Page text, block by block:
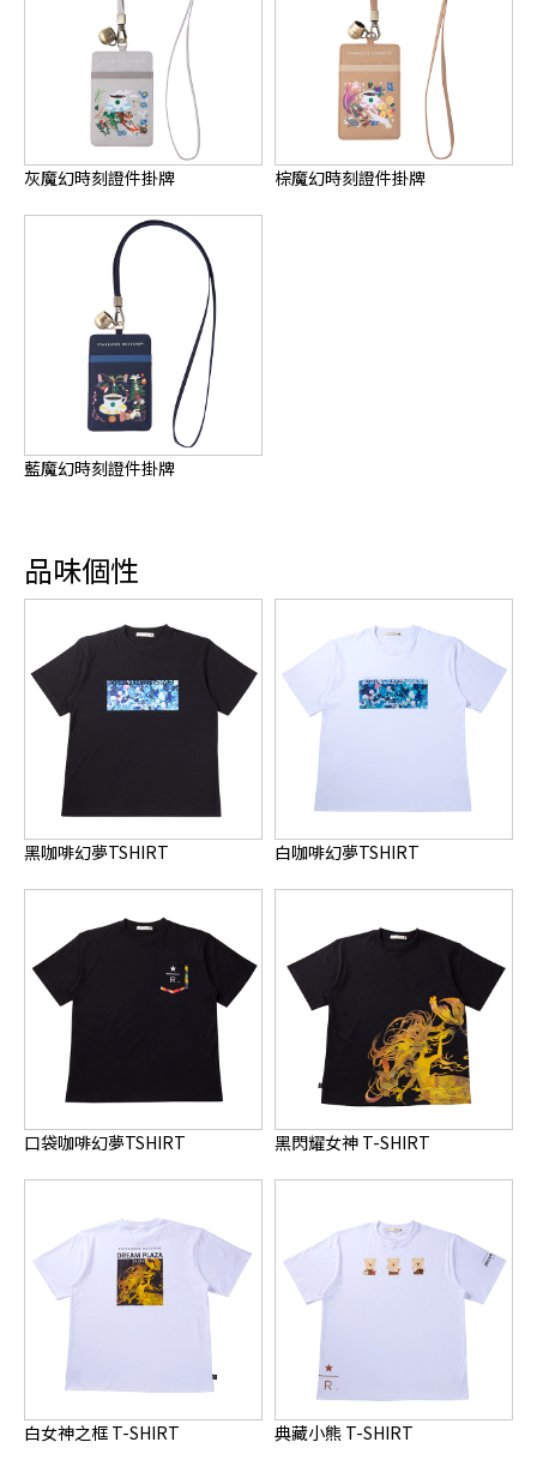
灰魔幻時刻證件掛牌 棕魔幻時刻證件掛牌
藍魔幻時刻證件掛牌
品味個性
黑咖啡幻夢TSHIRT 白咖啡幻夢TSHIRT
口袋咖啡幻夢TSHIRT 黑閃耀女神 T-SHIRT
白女神之框 T-SHIRT 典藏小熊 T-SHIRT